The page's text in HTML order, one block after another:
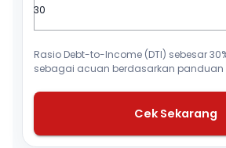
Rasio Debt-to-Income (DTI) sebesar
sebagai acuan berdasarkan panduan
Cek Sekarang